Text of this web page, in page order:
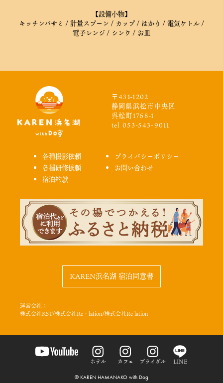
【設備小物】
キッチンバサミ / 計量スプーン / カップ / はかり / 電気ケトル /
電子レンジ / シンク / お皿
〒431-1202
静岡県浜松市中央区
呉松町1768-1
tel 053-543-9011
各種撮影依頼
各種研修依頼
宿泊約款
プライバシーポリシー
お問い合わせ
KAREN浜名湖 宿泊同意書
運営会社：
株式会社KST/株式会社Re・lation/株式会社Re lation
ホテル カフェ ブライダル LINE
© KAREN HAMANAKO with Dog